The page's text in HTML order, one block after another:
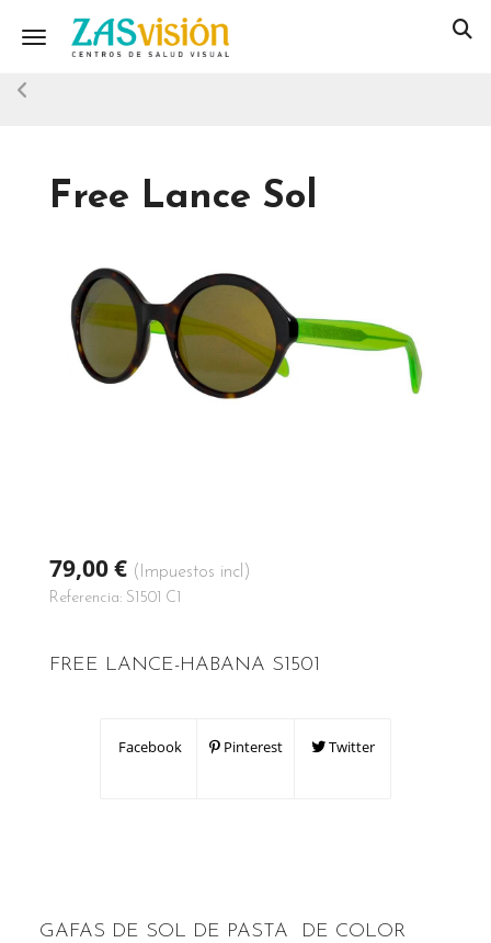
Toggle navigation
Free Lance Sol
79,00 € (Impuestos incl)
Referencia: S1501 C1
FREE LANCE-HABANA S1501
Facebook Pinterest Twitter
GAFAS DE SOL DE PASTA DE COLOR